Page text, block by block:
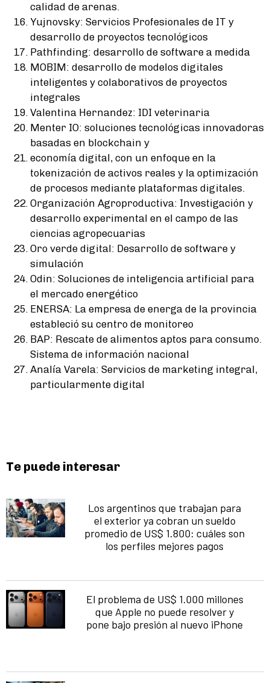
calidad de arenas.
Yujnovsky: Servicios Profesionales de IT y
desarrollo de proyectos tecnológicos
Pathfinding: desarrollo de software a medida
MOBIM: desarrollo de modelos digitales
inteligentes y colaborativos de proyectos
integrales
Valentina Hernandez: IDI veterinaria
Menter IO: soluciones tecnológicas innovadoras
basadas en blockchain y
economía digital, con un enfoque en la
tokenización de activos reales y la optimización
de procesos mediante plataformas digitales.
Organización Agroproductiva: Investigación y
desarrollo experimental en el campo de las
ciencias agropecuarias
Oro verde digital: Desarrollo de software y
simulación
Odin: Soluciones de inteligencia artificial para
el mercado energético
ENERSA: La empresa de energa de la provincia
estableció su centro de monitoreo
BAP: Rescate de alimentos aptos para consumo.
Sistema de información nacional
Analía Varela: Servicios de marketing integral,
particularmente digital
Te puede interesar
Los argentinos que trabajan para
el exterior ya cobran un sueldo
promedio de US$ 1.800: cuáles son
los perfiles mejores pagos
El problema de US$ 1.000 millones
que Apple no puede resolver y
pone bajo presión al nuevo iPhone